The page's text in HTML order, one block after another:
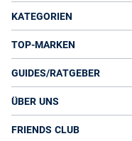
KATEGORIEN
TOP-MARKEN
GUIDES/RATGEBER
ÜBER UNS
FRIENDS CLUB